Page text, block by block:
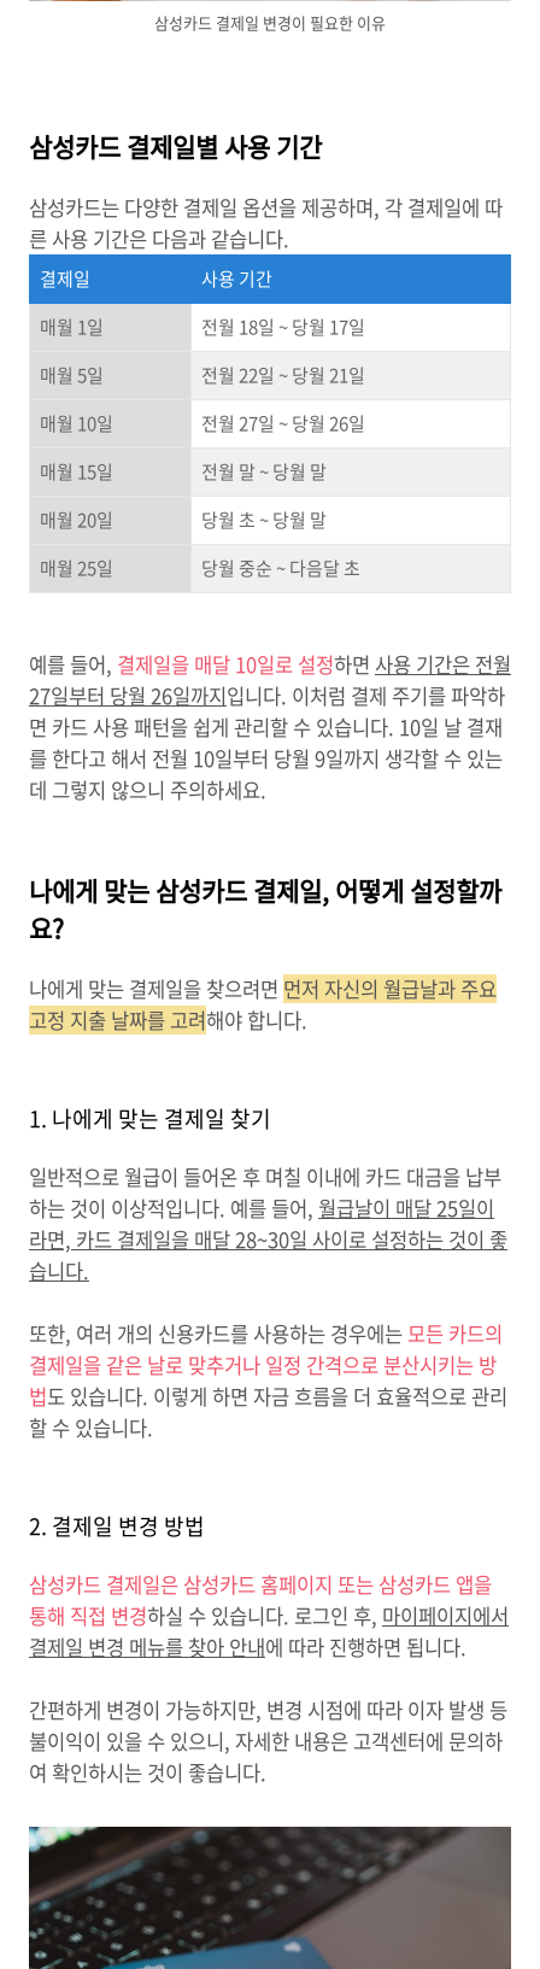
삼성카드 결제일 변경이 필요한 이유
삼성카드 결제일별 사용 기간
삼성카드는 다양한 결제일 옵션을 제공하며, 각 결제일에 따
른 사용 기간은 다음과 같습니다.
결제일
사용 기간
매월 1일
전월 18일 ~ 당월 17일
매월 5일
전월 22일 ~ 당월 21일
매월 10일
전월 27일 ~ 당월 26일
매월 15일
전월 말 ~ 당월 말
매월 20일
당월 초 ~ 당월 말
매월 25일
당월 중순 ~ 다음달 초
예를 들어, 결제일을 매달 10일로 설정하면 사용 기간은 전월
27일부터 당월 26일까지입니다. 이처럼 결제 주기를 파악하
면 카드 사용 패턴을 쉽게 관리할 수 있습니다. 10일 날 결재
를 한다고 해서 전월 10일부터 당월 9일까지 생각할 수 있는
데 그렇지 않으니 주의하세요.
나에게 맞는 삼성카드 결제일, 어떻게 설정할까
요?
나에게 맞는 결제일을 찾으려면 먼저 자신의 월급날과 주요
고정 지출 날짜를 고려해야 합니다.
1. 나에게 맞는 결제일 찾기
일반적으로 월급이 들어온 후 며칠 이내에 카드 대금을 납부
하는 것이 이상적입니다. 예를 들어, 월급날이 매달 25일이
라면, 카드 결제일을 매달 28~30일 사이로 설정하는 것이 좋
습니다.
또한, 여러 개의 신용카드를 사용하는 경우에는 모든 카드의
결제일을 같은 날로 맞추거나 일정 간격으로 분산시키는 방
법도 있습니다. 이렇게 하면 자금 흐름을 더 효율적으로 관리
할 수 있습니다.
2. 결제일 변경 방법
삼성카드 결제일은 삼성카드 홈페이지 또는 삼성카드 앱을
통해 직접 변경하실 수 있습니다. 로그인 후, 마이페이지에서
결제일 변경 메뉴를 찾아 안내에 따라 진행하면 됩니다.
간편하게 변경이 가능하지만, 변경 시점에 따라 이자 발생 등
불이익이 있을 수 있으니, 자세한 내용은 고객센터에 문의하
여 확인하시는 것이 좋습니다.